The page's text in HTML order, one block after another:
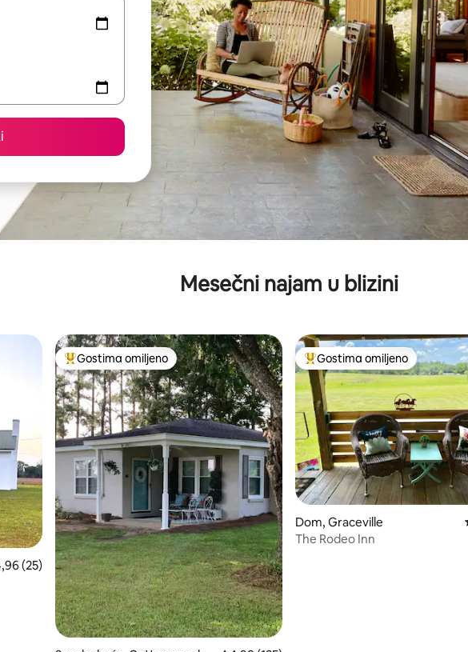
Mesečni najam u blizini
ocena 4,96 od 5, utisaka: 25
(25)
Najuspešniji među gostima omiljenim
Gostima omiljeno Najuspešniji među gostima
Gostima omiljeno
Dom, Graceville
The Rodeo Inn